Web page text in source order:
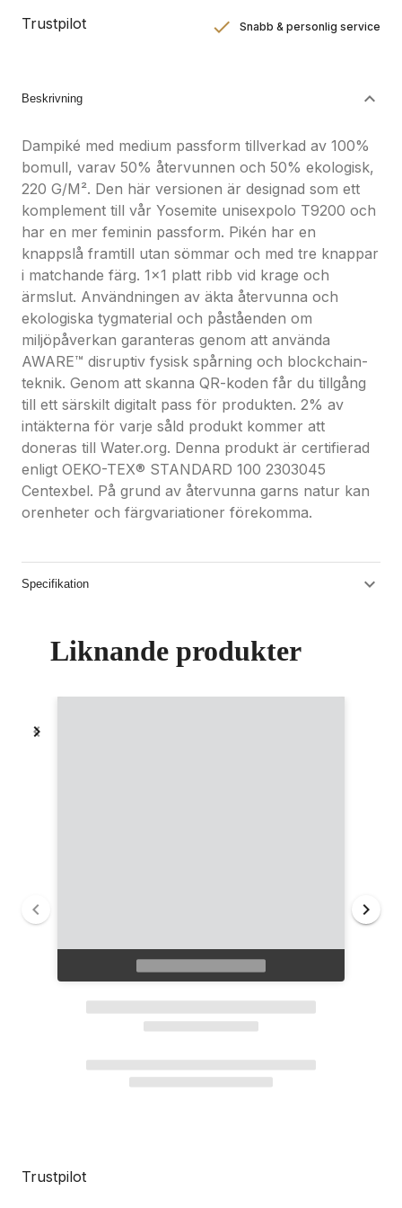
Trustpilot Snabb & personlig service
Beskrivning
Dampiké med medium passform tillverkad av 100%
bomull, varav 50% återvunnen och 50% ekologisk,
220 G/M². Den här versionen är designad som ett
komplement till vår Yosemite unisexpolo T9200 och
har en mer feminin passform. Pikén har en
knappslå framtill utan sömmar och med tre knappar
i matchande färg. 1x1 platt ribb vid krage och
ärmslut. Användningen av äkta återvunna och
ekologiska tygmaterial och påståenden om
miljöpåverkan garanteras genom att använda
AWARE™ disruptiv fysisk spårning och blockchain-
teknik. Genom att skanna QR-koden får du tillgång
till ett särskilt digitalt pass för produkten. 2% av
intäkterna för varje såld produkt kommer att
doneras till Water.org. Denna produkt är certifierad
enligt OEKO-TEX® STANDARD 100 2303045
Centexbel. På grund av återvunna garns natur kan
orenheter och färgvariationer förekomma.
Specifikation
Liknande produkter
Trustpilot